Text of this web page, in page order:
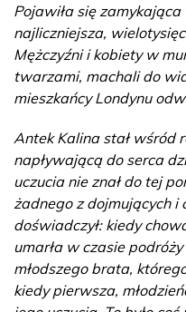
Pojawiła się
najliczniejsza,
Mężczyźni i kobiety w
twarzami, machali do
mieszkańcy Londynu
Antek Kalina stał wśród
napływającą do serca
uczucia nie znał do tej
żadnego z dojmujących i
doświadczył: kiedy
umarła w czasie
młodszego brata,
kiedy pierwsza,